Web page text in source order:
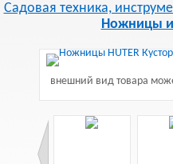
Садовая техника,
Ножницы и
внешний вид товара